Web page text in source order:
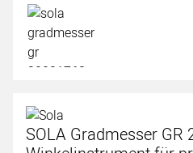
SOLA Gradmesser GR